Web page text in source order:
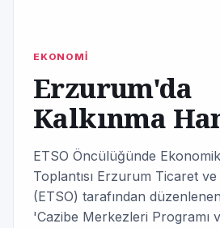
EKONOMİ
Erzurum'da
Kalkınma
ETSO Öncülüğünde
Toplantısı Erzurum Ticaret ve
(ETSO) tarafından
'Cazibe Merkezleri Programı